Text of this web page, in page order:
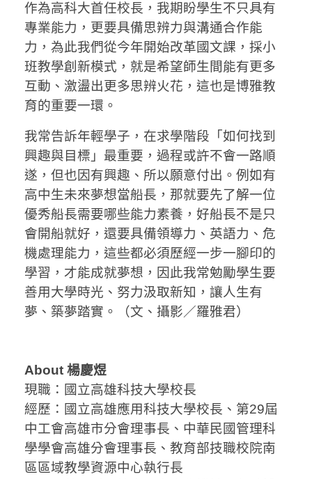
作為高科大首任校長，我期盼學生不只具有
專業能力，更要具備思辨力與溝通合作能
力，為此我們從今年開始改革國文課，採小
班教學創新模式，就是希望師生間能有更多
互動、激盪出更多思辨火花，這也是博雅教
育的重要一環。
我常告訴年輕學子，在求學階段「如何找到
興趣與目標」最重要，過程或許不會一路順
遂，但也因有興趣、所以願意付出。例如有
高中生未來夢想當船長，那就要先了解一位
優秀船長需要哪些能力素養，好船長不是只
會開船就好，還要具備領導力、英語力、危
機處理能力，這些都必須歷經一步一腳印的
學習，才能成就夢想，因此我常勉勵學生要
善用大學時光、努力汲取新知，讓人生有
夢、築夢踏實。（文、攝影／羅雅君）
About 楊慶煜
現職：國立高雄科技大學校長
經歷：國立高雄應用科技大學校長、第29屆
中工會高雄市分會理事長、中華民國管理科
學學會高雄分會理事長、教育部技職校院南
區區域教學資源中心執行長